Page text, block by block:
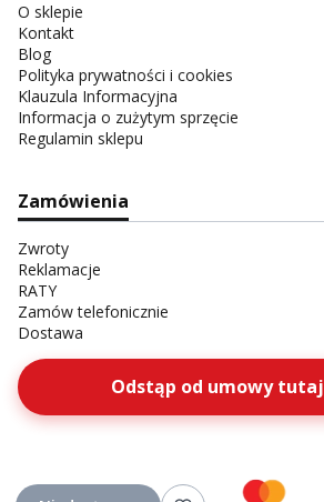
O sklepie
Kontakt
Blog
Polityka prywatności i cookies
Klauzula Informacyjna
Informacja o zużytym sprzęcie
Regulamin sklepu
Zamówienia
Zwroty
Reklamacje
RATY
Zamów telefonicznie
Dostawa
Odstąp od umowy tutaj